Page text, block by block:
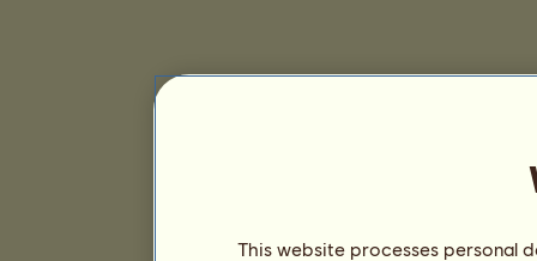
This website processes personal